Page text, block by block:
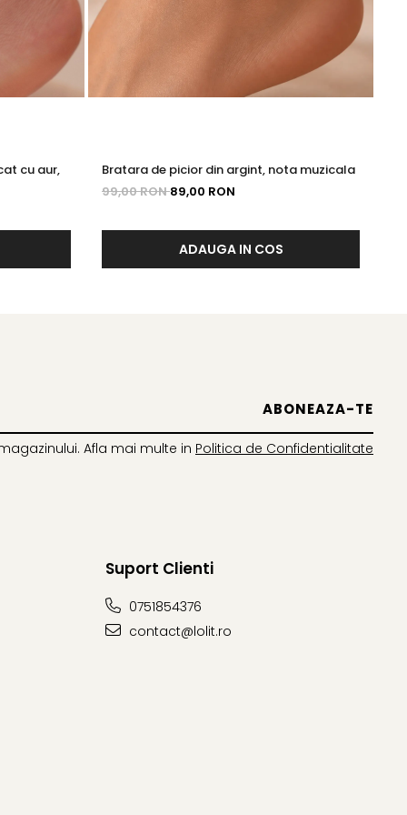
cu aur,
Bratara de picior din argint, nota muzicala
99,00 RON89,00 RON
ADAUGA IN COS
Afla mai multe in Politica de Confidentialitate
Suport Clienti
0751854376
contact@lolit.ro